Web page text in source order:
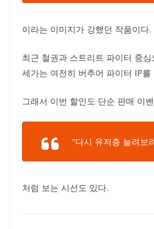
이라는 이미지가 강했던 작품이다.
최근 철권과 스트리트 파이터 중
세가는 여전히 버추어 파이터 IP
그래서 이번 할인도 단순 판매 이
“다시 유저층 늘려보
처럼 보는 시선도 있다.